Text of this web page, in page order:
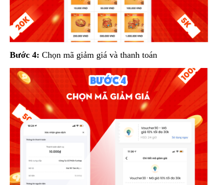
Bước 4: Chọn mã giảm giá và thanh toán